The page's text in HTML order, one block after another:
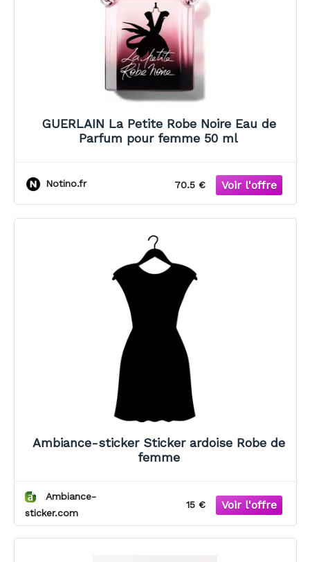
GUERLAIN La Petite Robe Noire Eau de
Parfum pour femme 50 ml
Notino.fr 70.5 €
Ambiance-sticker Sticker ardoise Robe de
femme
Ambiance-
sticker.com
15 €